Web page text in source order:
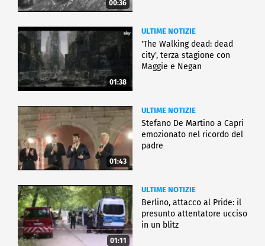
00:36
01:38
ULTIME NOTIZIE
'The Walking dead: dead
city', terza stagione con
Maggie e Negan
01:43
ULTIME NOTIZIE
Stefano De Martino a Capri
emozionato nel ricordo del
padre
01:11
ULTIME NOTIZIE
Berlino, attacco al Pride: il
presunto attentatore ucciso
in un blitz